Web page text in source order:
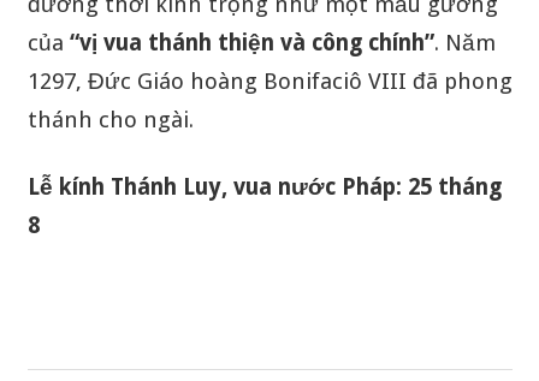
của “vị vua thánh thiện và công chính”. Năm
1297, Đức Giáo hoàng Bonifaciô VIII đã phong
thánh cho ngài.
Lễ kính Thánh Luy, vua nước Pháp: 25 tháng
8